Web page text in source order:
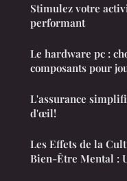
Stimulez votre
performant
Le hardware pc :
composants pour
L'assurance
d'œil!
Les Effets de la
Bien-Être Mental :